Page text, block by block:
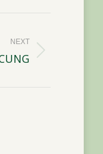
NEXT